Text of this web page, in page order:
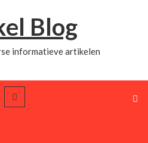
Blog
informatieve artikelen